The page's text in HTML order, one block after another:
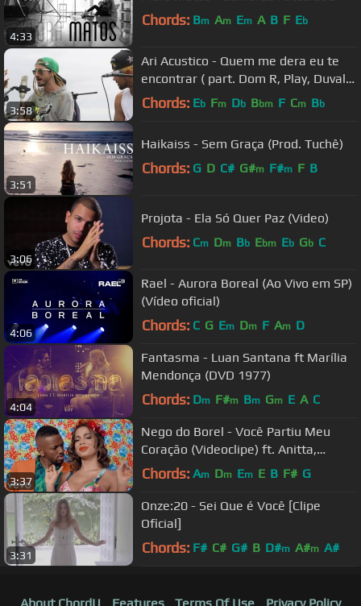
4:33
Chords: Bm Am Em A B F Eb
3:58
Ari Acustico - Quem me dera eu te
encontrar ( part. Dom R, Play, Duvale
e Tiankris)
Chords: Eb Fm Db Bbm F Cm Bb
3:51
Haikaiss - Sem Graça (Prod. Tuchê)
Chords: G D C# G#m F#m F B
3:06
Projota - Ela Só Quer Paz (Video)
Chords: Cm Dm Bb Ebm Eb Gb C
4:06
Rael - Aurora Boreal (Ao Vivo em SP)
(Vídeo oficial)
Chords: C G Em Dm F Am D
4:04
Fantasma - Luan Santana ft Marília
Mendonça (DVD 1977)
Chords: Dm F#m Bm Gm E A C
3:37
Nego do Borel - Você Partiu Meu
Coração (Videoclipe) ft. Anitta,
Wesley Safadão
Chords: Am Dm Em E B F# G
3:31
Onze:20 - Sei Que é Você [Clipe
Oficial]
Chords: F# C# G# B D#m A#m A#